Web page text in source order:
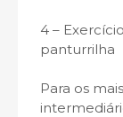
4 –
panturrilha
Para os